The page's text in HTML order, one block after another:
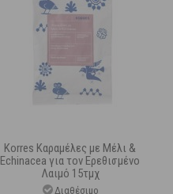
Korres Καραμέλες με Μέλι &
Echinacea για τον Ερεθισμένο
Λαιμό 15τμχ
Διαθέσιμο